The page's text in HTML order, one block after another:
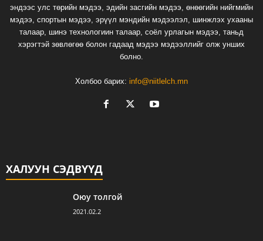
эндээс улс төрийн мэдээ, эдийн засгийн мэдээ, өнөөгийн нийгмийн
мэдээ, спортын мэдээ, эрүүл мэндийн мэдээлэл, шинжлэх ухааны
талаар, шинэ технологиин талаар, соёл урлагын мэдээ, таньд
хэрэгтэй зөвлөгөө болон гадаад мэдээ мэдээллийг олж унших
болно.
Холбоо барих: info@niitlelch.mn
ХАЛУУН СЭДВҮҮД
Оюу толгой
2021.02.2